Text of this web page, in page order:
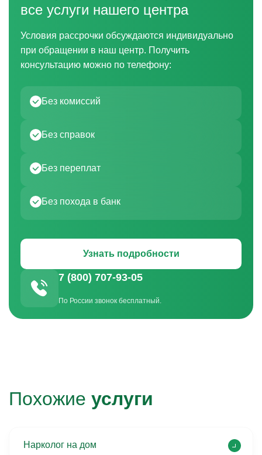
все услуги нашего центра
Условия рассрочки обсуждаются индивидуально
при обращении в наш центр. Получить
консультацию можно по телефону:
Узнать подробности
7 (800) 707-93-05
По России звонок бесплатный.
Без комиссий
Без справок
Без переплат
Без похода в банк
Похожие услуги
Нарколог на дом